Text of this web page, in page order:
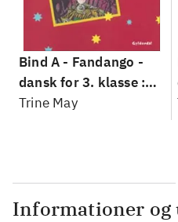
Bind A - Fandango -
dansk for 3. klasse :
grundbog --
Trine May
Informationer og